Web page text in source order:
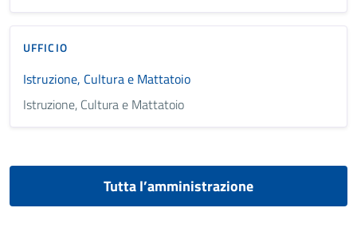
UFFICIO
Istruzione, Cultura e Mattatoio
Istruzione, Cultura e Mattatoio
Tutta l’amministrazione